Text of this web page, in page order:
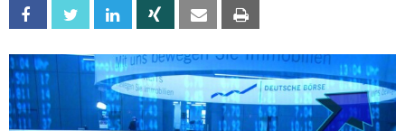
Facebook Twitter Linkedin Xing Email